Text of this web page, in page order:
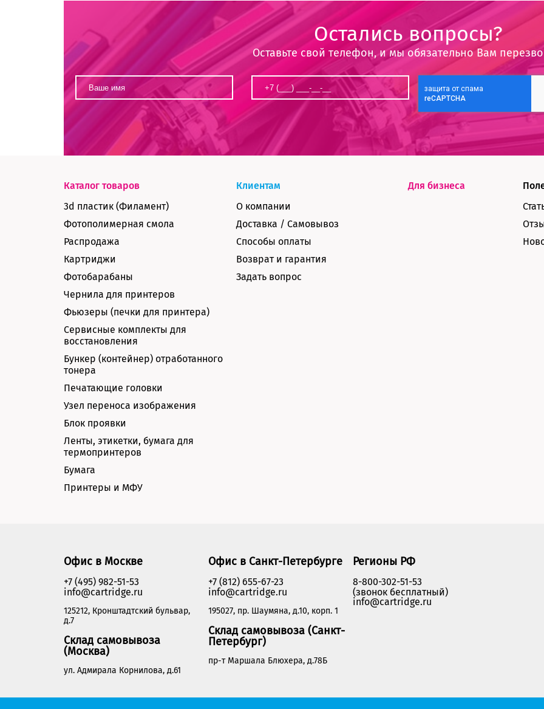
Остались вопросы?
Оставьте свой телефон, и мы обязательно Вам
Каталог товаров
3d пластик (Филамент)
Фотополимерная смола
Распродажа
Картриджи
Фотобарабаны
Чернила для принтеров
Фьюзеры (печки для принтера)
Сервисные комплекты для
восстановления
Бункер (контейнер) отработанного
тонера
Печатающие головки
Узел переноса изображения
Блок проявки
Ленты, этикетки, бумага для
термопринтеров
Бумага
Принтеры и МФУ
Клиентам
О компании
Доставка / Самовывоз
Способы оплаты
Возврат и гарантия
Задать вопрос
Для бизнеса
Офис в Москве
+7 (495) 982-51-53
info@cartridge.ru
125212, Кронштадтский бульвар,
д.7
Склад самовывоза
(Москва)
ул. Адмирала Корнилова, д.61
Офис в Санкт-Петербурге
+7 (812) 655-67-23
info@cartridge.ru
195027, пр. Шаумяна, д.10, корп. 1
Склад самовывоза (Санкт-
Петербург)
пр-т Маршала Блюхера, д.78Б
Регионы РФ
8-800-302-51-53
(звонок бесплатный)
info@cartridge.ru